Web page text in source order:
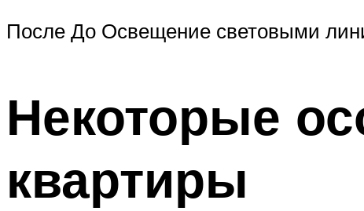
После До Освещение световыми
Некоторые
квартиры